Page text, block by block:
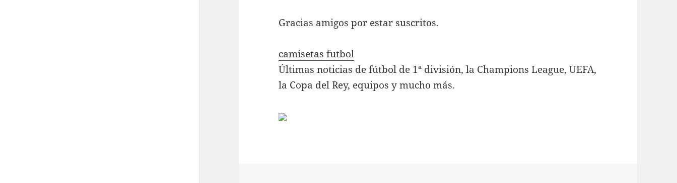
Gracias amigos por estar suscritos.
camisetas futbol
Últimas noticias de fútbol de 1ª división, la Champions League, UEFA,
la Copa del Rey, equipos y mucho más.